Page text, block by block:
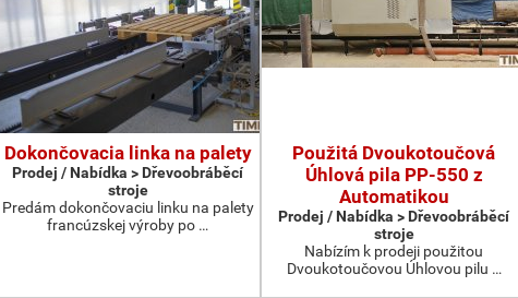
Dokončovacia linka na palety
Prodej / Nabídka > Dřevoobráběcí
stroje
Predám dokončovaciu linku na palety
francúzskej výroby po …
Použitá Dvoukotoučová
Úhlová pila PP-550 z
Automatikou
Prodej / Nabídka > Dřevoobráběcí
stroje
Nabízím k prodeji použitou
Dvoukotoučovou Úhlovou pilu …